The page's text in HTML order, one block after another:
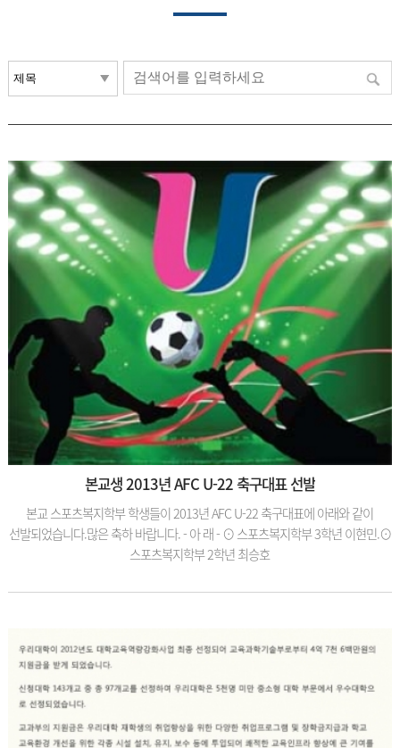
본교생 2013년 AFC U-22 축구대표 선발
본교 스포츠복지학부 학생들이 2013년 AFC U-22 축구대표에 아래와 같이
선발되었습니다.많은 축하 바랍니다. - 아 래 - ⊙ 스포츠복지학부 3학년 이현민.⊙
스포츠복지학부 2학년 최승호